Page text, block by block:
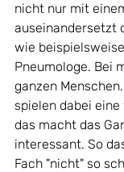
nicht nur mit
auseinandersetzt
wie
Pneumologe. Bei
ganzen
spielen dabei
das macht das
interessant. So
Fach "nicht" so